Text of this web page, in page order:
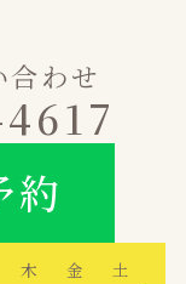
合わせ
木 金
土